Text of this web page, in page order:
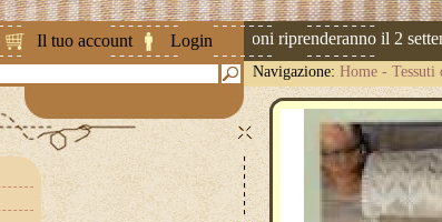
Il tuo account Login
Attenzione ! Le spedizioni riprenderanno il 2
Navigazione: Home - Tessuti